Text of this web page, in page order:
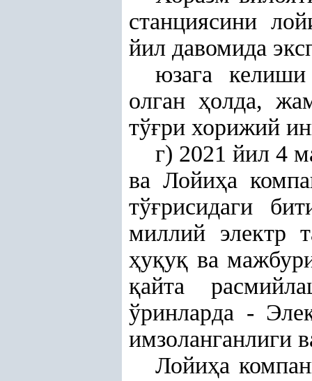
станциясини
йил давомида
юзага
олган ҳолда,
тўғри хорижий
г) 2021 йил 4
ва Лойиҳа
тўғрисидаги
миллий электр
ҳуқуқ ва
қайта
ўринларда -
имзоланганлиги
Лойиҳа